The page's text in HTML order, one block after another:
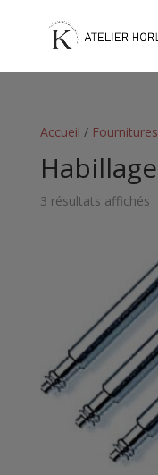
Accueil / Fournitures
Habillage
3 résultats affichés